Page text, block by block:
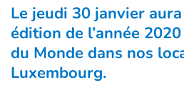
Le jeudi 30 janvier
édition de l’année
du Monde dans nos
Luxembourg.